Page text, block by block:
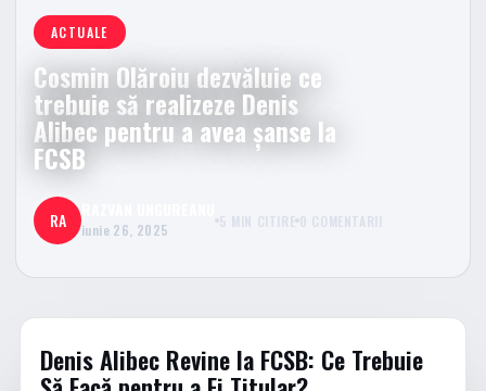
ACTUALE
Cosmin Olăroiu dezvăluie ce
trebuie să realizeze Denis
Alibec pentru a avea șanse la
FCSB
RA iunie 26, 2025 5 MIN CITIRE 0 COMENTARII
Denis Alibec Revine la FCSB: Ce Trebuie